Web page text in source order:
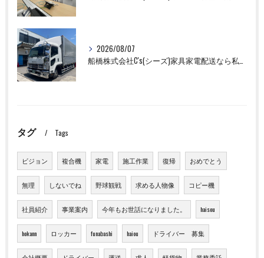
2026/08/07
タグ Tags
ビジョン 複合機 家電 施工作業 復帰 おめでとう
無理 しないでね 野球観戦 求める人物像 コピー機
社員紹介 事業案内 今年もお世話になりました。 haisou
hokann ロッカー funabashi haiou ドライバー 募集